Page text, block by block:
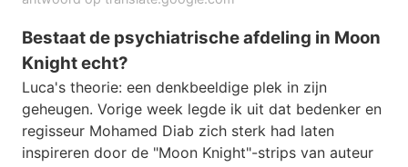
Bestaat de psychiatrische afdeling in Moon
Knight echt?
Luca's theorie: een denkbeeldige plek in zijn
geheugen. Vorige week legde ik uit dat bedenker en
regisseur Mohamed Diab zich sterk had laten
inspireren door de "Moon Knight"-strips van auteur